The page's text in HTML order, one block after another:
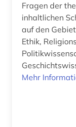
Fragen der
inhaltlichen
auf den
Ethik,
Mehr